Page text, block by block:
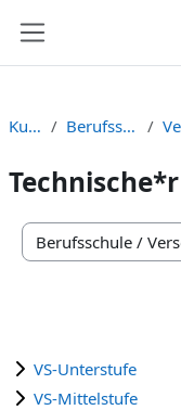
Kurse Berufsschule
Kursbereiche
VS-Unterstufe
VS-Mittelstufe